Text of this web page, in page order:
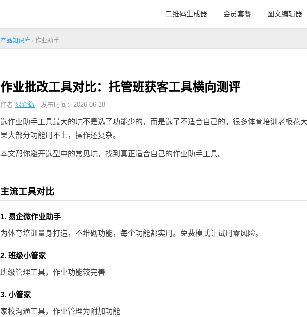
二维码生成器 会员套餐 图文编辑器
产品知识库 › 作业助手
作业批改工具对比：托管班获客工具横向测评
作者 易企微 · 发布时间：2026-06-18
选作业助手工具最大的坑不是选了功能少的，而是选了不适合自己的。很多体育培训老板花
果大部分功能用不上，操作还复杂。
本文帮你避开选型中的常见坑，找到真正适合自己的作业助手工具。
主流工具对比
1. 易企微作业助手
为体育培训量身打造，不堆砌功能，每个功能都实用。免费模式让试用零风险。
2. 班级小管家
班级管理工具，作业功能较完善
3. 小管家
家校沟通工具，作业管理为附加功能